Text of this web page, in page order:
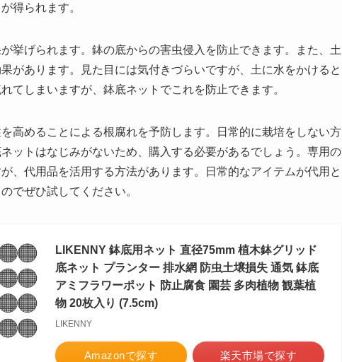
得られます。
挙げられます。鉢の底からの害虫侵入を防止できます。また、土
があります。見た目には気付きづらいですが、土に水をかけると
てしまいますが、鉢底ネットでこれを防止できます。
高めることによる根腐れを予防します。日常的に栽培をしない方
ットはなじみがないため、購入する必要があるでしょう。専用の
、代用品を活用する方法があります。日常的なアイテムが代用と
でぜひ試してください。
LIKENNY 鉢底用ネット 直径75mm 植木鉢グリッド
底ネット プランター 排水網 防虫土壌損失 通気 鉢底
アミフラワーポット 防止腐食 園芸 多肉植物 観葉植
物 20枚入り (7.5cm)
LIKENNY
Amazonで探す 楽天市場で探す